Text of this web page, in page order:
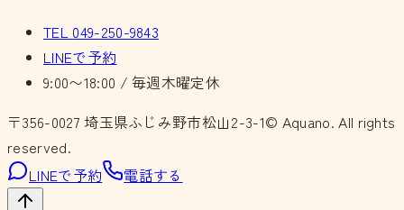
TEL 049-250-9843
LINEで予約
9:00〜18:00 / 毎週木曜定休
〒356-0027 埼玉県ふじみ野市松山2-3-1© Aquano. All rights
reserved.
LINEで予約
電話する